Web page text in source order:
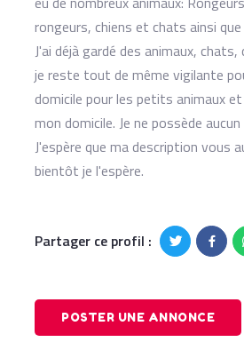
rongeurs, chiens et chats ainsi
J'ai déjà gardé des animaux,
je reste tout de même vigilante
domicile pour les petits animaux
mon domicile. Je ne possède
J'espère que ma description vous
bientôt je l'espère.
Partager ce profil :
POSTER UNE ANNONCE